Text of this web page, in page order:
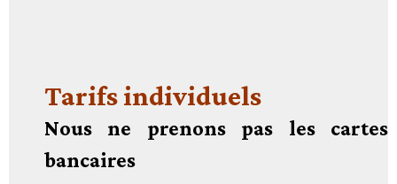
Tarifs individuels
Nous ne prenons pas les cartes
bancaires